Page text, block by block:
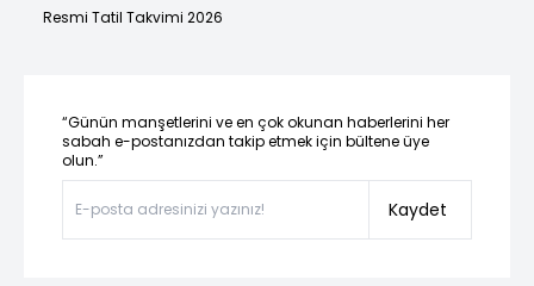
Resmi Tatil Takvimi 2026
“Günün manşetlerini ve en çok okunan haberlerini her
sabah e-postanızdan takip etmek için bültene üye
olun.”
Kaydet